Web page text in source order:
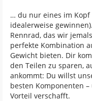
… du nur eines im
idealerweise
Rennrad, das wir
perfekte Kombination
Gewicht bieten. Dir
den Teilen zu sparen,
ankommt: Du willst
besten Komponenten
Vorteil verschafft.